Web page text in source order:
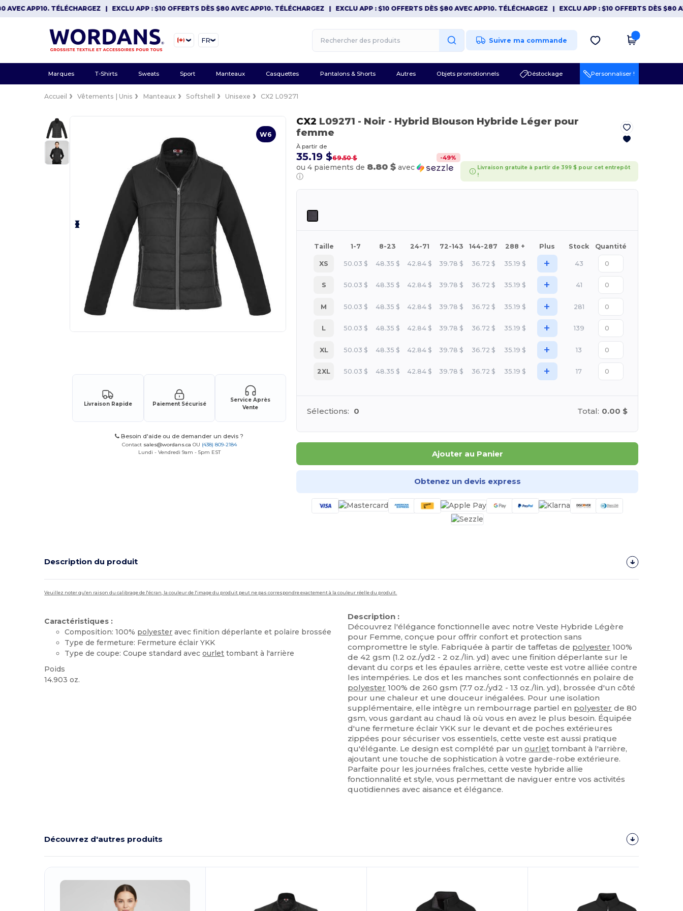
APP10. TÉLÉCHARGEZ|EXCLU APP : $10 OFFERTS DÈS $80 AVEC APP10. TÉLÉCHARGEZ|EXCLU APP : $10 OFFERTS DÈS $80 AVEC APP10. TÉLÉCHARGEZ|EXCLU APP : $10 OFFERTS DÈS $80 AVEC
FR Suivre ma commande
Marques T-Shirts Sweats Sport Manteaux Casquettes Pantalons & Shorts Autres Objets promotionnels Déstockage Personnaliser !
Accueil Vêtements | Unis Manteaux Softshell Unisexe CX2 L09271
W6
Livraison Rapide Paiement Sécurisé
Service Après
Vente
Besoin d'aide ou de demander un devis ?
Contact sales@wordans.ca OU (438) 809-2184
Lundi - Vendredi 9am - 5pm EST
CX2 L09271 - Noir - Hybrid Blouson Hybride Léger pour
femme
À partir de
35.19 $69.50 $ -49%
ou 4 paiements de 8.80 $avec
ⓘ
Livraison gratuite à partir de 399 $ pour cet entrepôt
!
Taille 1-7 8-23 24-71 72-143 144-287 288 + Plus Stock Quantité
XS 50.03 $ 48.35 $ 42.84 $ 39.78 $ 36.72 $ 35.19 $ + 43
S 50.03 $ 48.35 $ 42.84 $ 39.78 $ 36.72 $ 35.19 $ + 41
M 50.03 $ 48.35 $ 42.84 $ 39.78 $ 36.72 $ 35.19 $ + 281
L 50.03 $ 48.35 $ 42.84 $ 39.78 $ 36.72 $ 35.19 $ + 139
XL 50.03 $ 48.35 $ 42.84 $ 39.78 $ 36.72 $ 35.19 $ + 13
2XL 50.03 $ 48.35 $ 42.84 $ 39.78 $ 36.72 $ 35.19 $ + 17
Sélections: 0 Total: 0.00 $
Ajouter au Panier
Obtenez un devis express
Description du produit
Veuillez noter qu'en raison du calibrage de l'écran, la couleur de l'image du produit peut ne pas correspondre exactement à la couleur réelle du produit.
Caractéristiques :
Composition: 100% polyester avec finition déperlante et polaire brossée
Type de fermeture: Fermeture éclair YKK
Type de coupe: Coupe standard avecourlet tombant à l'arrière
Poids
14.903 oz.
Description :
Découvrez l'élégance fonctionnelle avec notre Veste Hybride Légère
pour Femme, conçue pour offrir confort et protection sans
compromettre le style. Fabriquée à partir de taffetas de polyester 100%
de 42 gsm (1.2 oz./yd2 - 2 oz./lin. yd) avec une finition déperlante sur le
devant du corps et les épaules arrière, cette veste est votre alliée contre
les intempéries. Le dos et les manches sont confectionnés en polaire de
polyester 100% de 260 gsm (7.7 oz./yd2 - 13 oz./lin. yd), brossée d'un côté
pour une chaleur et une douceur inégalées. Pour une isolation
supplémentaire, elle intègre un rembourrage partiel en polyester de 80
gsm, vous gardant au chaud là où vous en avez le plus besoin. Équipée
d'une fermeture éclair YKK sur le devant et de poches extérieures
zippées pour sécuriser vos essentiels, cette veste est aussi pratique
qu'élégante. Le design est complété par unourlet tombant à l'arrière,
ajoutant une touche de sophistication à votre garde-robe extérieure.
Parfaite pour les journées fraîches, cette veste hybride allie
fonctionnalité et style, vous permettant de naviguer entre vos activités
quotidiennes avec aisance et élégance.
Découvrez d'autres produits